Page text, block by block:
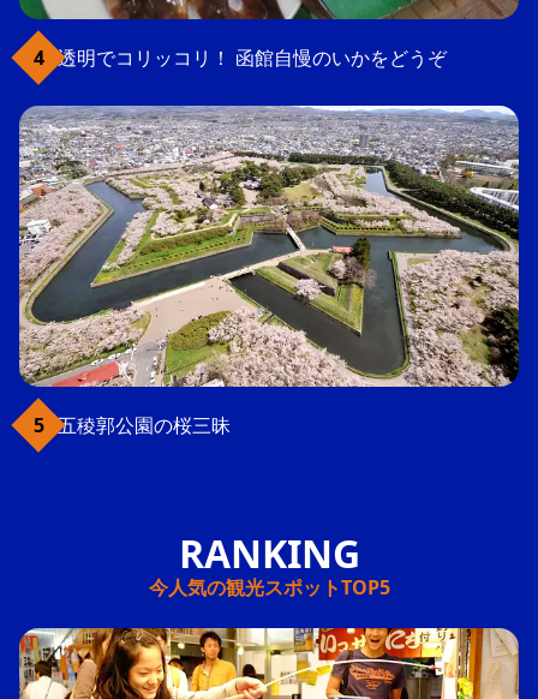
透明でコリッコリ！ 函館自慢のいかをどうぞ
五稜郭公園の桜三昧
今人気の観光スポットTOP5